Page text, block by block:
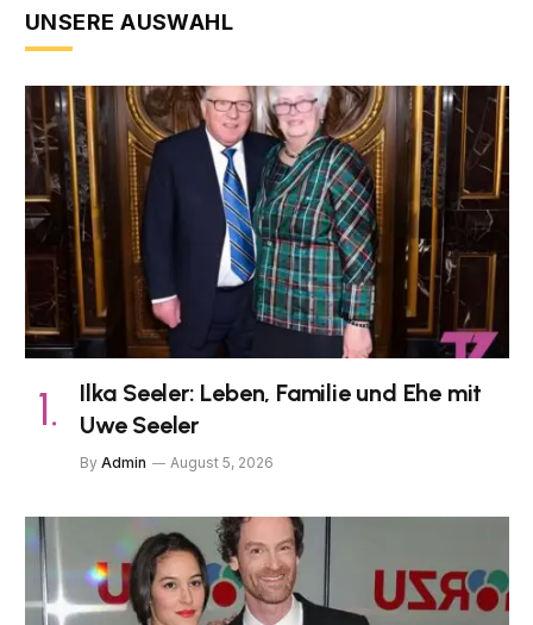
UNSERE AUSWAHL
Ilka Seeler: Leben, Familie und Ehe mit
Uwe Seeler
By Admin August 5, 2026